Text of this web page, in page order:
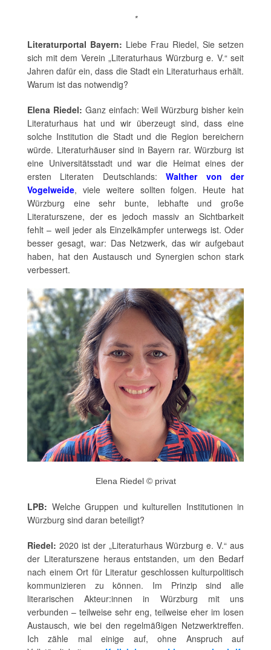
*
Literaturportal Bayern: Liebe Frau Riedel, Sie setzen
sich mit dem Verein „Literaturhaus Würzburg e. V.“ seit
Jahren dafür ein, dass die Stadt ein Literaturhaus erhält.
Warum ist das notwendig?
Elena Riedel: Ganz einfach: Weil Würzburg bisher kein
Literaturhaus hat und wir überzeugt sind, dass eine
solche Institution die Stadt und die Region bereichern
würde. Literaturhäuser sind in Bayern rar. Würzburg ist
eine Universitätsstadt und war die Heimat eines der
ersten Literaten Deutschlands:Walther von der
Vogelweide, viele weitere sollten folgen. Heute hat
Würzburg eine sehr bunte, lebhafte und große
Literaturszene, der es jedoch massiv an Sichtbarkeit
fehlt – weil jeder als Einzelkämpfer unterwegs ist. Oder
besser gesagt, war: Das Netzwerk, das wir aufgebaut
haben, hat den Austausch und Synergien schon stark
verbessert.
Elena Riedel © privat
LPB: Welche Gruppen und kulturellen Institutionen in
Würzburg sind daran beteiligt?
Riedel: 2020 ist der „Literaturhaus Würzburg e. V.“ aus
der Literaturszene heraus entstanden, um den Bedarf
nach einem Ort für Literatur geschlossen kulturpolitisch
kommunizieren zu können. Im Prinzip sind alle
literarischen Akteur:innen in Würzburg mit uns
verbunden – teilweise sehr eng, teilweise eher im losen
Austausch, wie bei den regelmäßigen Netzwerktreffen.
Ich zähle mal einige auf, ohne Anspruch auf